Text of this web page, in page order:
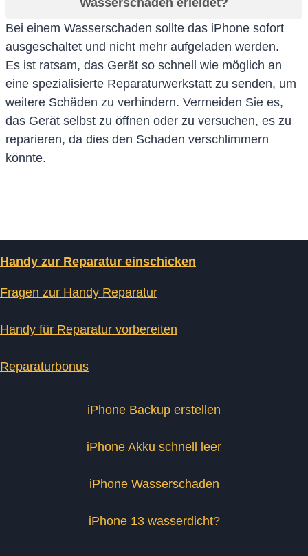
Wasserschaden erleidet?
Bei einem Wasserschaden sollte das iPhone sofort
ausgeschaltet und nicht mehr aufgeladen werden.
Es ist ratsam, das Gerät so schnell wie möglich an
eine spezialisierte Reparaturwerkstatt zu senden, um
weitere Schäden zu verhindern. Vermeiden Sie es,
das Gerät selbst zu öffnen oder zu versuchen, es zu
reparieren, da dies den Schaden verschlimmern
könnte.
Handy zur Reparatur einschicken
Fragen zur Handy Reparatur
Handy für Reparatur vorbereiten
Reparaturbonus
iPhone Backup erstellen
iPhone Akku schnell leer
iPhone Wasserschaden
iPhone 13 wasserdicht?